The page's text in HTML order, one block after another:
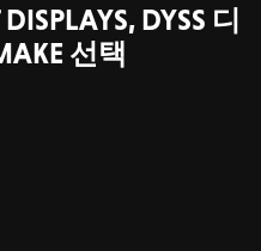
DYSS 디
선택